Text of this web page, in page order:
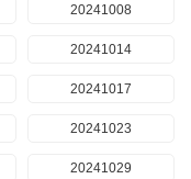
20241008
20241014
20241017
20241023
20241029